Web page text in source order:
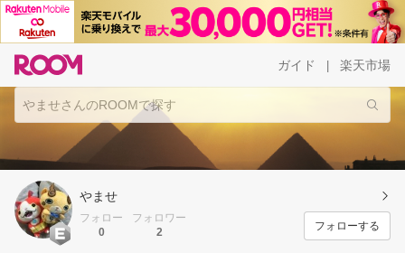
ガイド 楽天市場
やませ
フォロー
0
フォロワー
2
フォローする